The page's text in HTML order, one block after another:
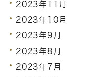
2023年11月
2023年10月
2023年9月
2023年8月
2023年7月